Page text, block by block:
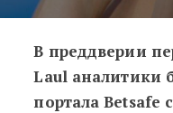
Букмекеры
В преддверии
Laul аналитики
портала Betsafe